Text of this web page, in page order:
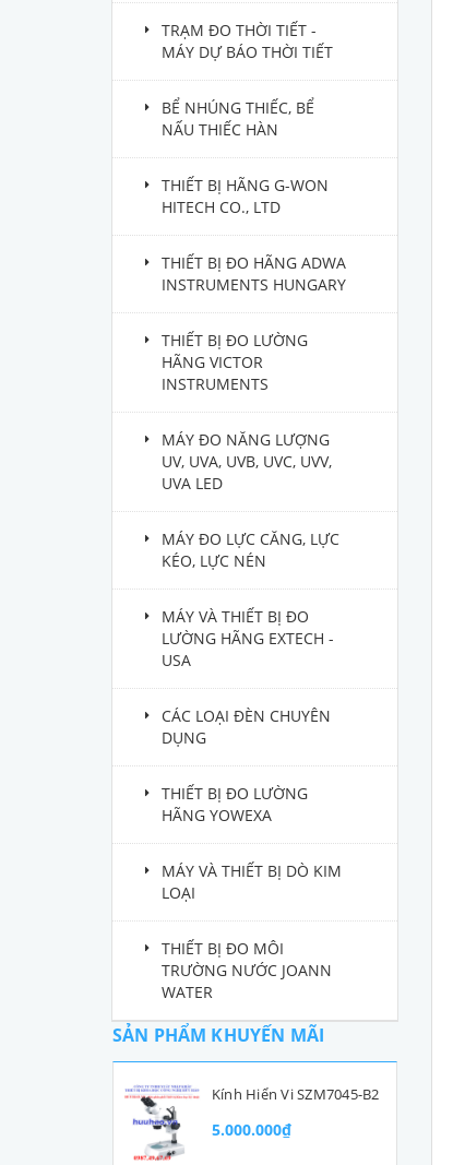
TRẠM ĐO THỜI TIẾT -
MÁY DỰ BÁO THỜI TIẾT
BỂ NHÚNG THIẾC, BỂ
NẤU THIẾC HÀN
THIẾT BỊ HÃNG G-WON
HITECH CO., LTD
THIẾT BỊ ĐO HÃNG ADWA
INSTRUMENTS HUNGARY
THIẾT BỊ ĐO LƯỜNG
HÃNG VICTOR
INSTRUMENTS
MÁY ĐO NĂNG LƯỢNG
UV, UVA, UVB, UVC, UVV,
UVA LED
MÁY ĐO LỰC CĂNG, LỰC
KÉO, LỰC NÉN
MÁY VÀ THIẾT BỊ ĐO
LƯỜNG HÃNG EXTECH -
USA
CÁC LOẠI ĐÈN CHUYÊN
DỤNG
THIẾT BỊ ĐO LƯỜNG
HÃNG YOWEXA
MÁY VÀ THIẾT BỊ DÒ KIM
LOẠI
THIẾT BỊ ĐO MÔI
TRƯỜNG NƯỚC JOANN
WATER
SẢN PHẨM KHUYẾN MÃI
Kính Hiển Vi SZM7045-B2
5.000.000₫